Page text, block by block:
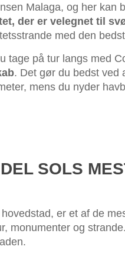
Malaga, og her kan
der er velegnet til
med den
tage på tur langs med
. Det gør du bedst ved
mens du nyder
SOLS
er et af de
monumenter og